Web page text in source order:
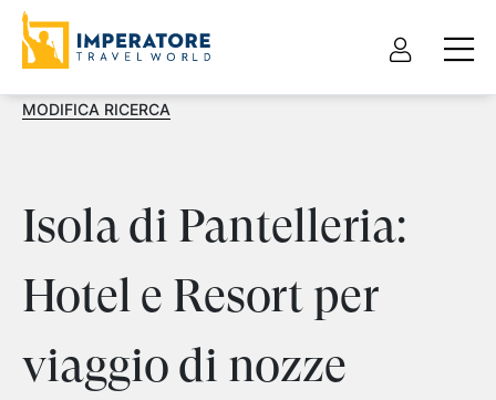
MODIFICA RICERCA
Isola di Pantelleria:
Hotel e Resort per
viaggio di nozze